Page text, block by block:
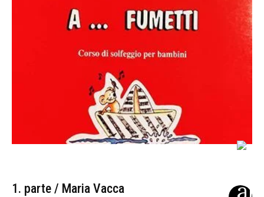
1. parte / Maria Vacca